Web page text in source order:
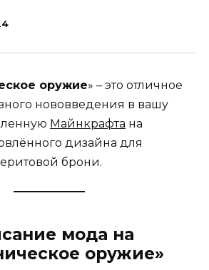
оружие» – это отличное
нововведения в вашу
Майнкрафта на
дизайна для
брони.
мода на
оружие»